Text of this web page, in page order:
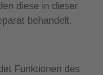
diese in dieser
behandelt.
Funktionen des